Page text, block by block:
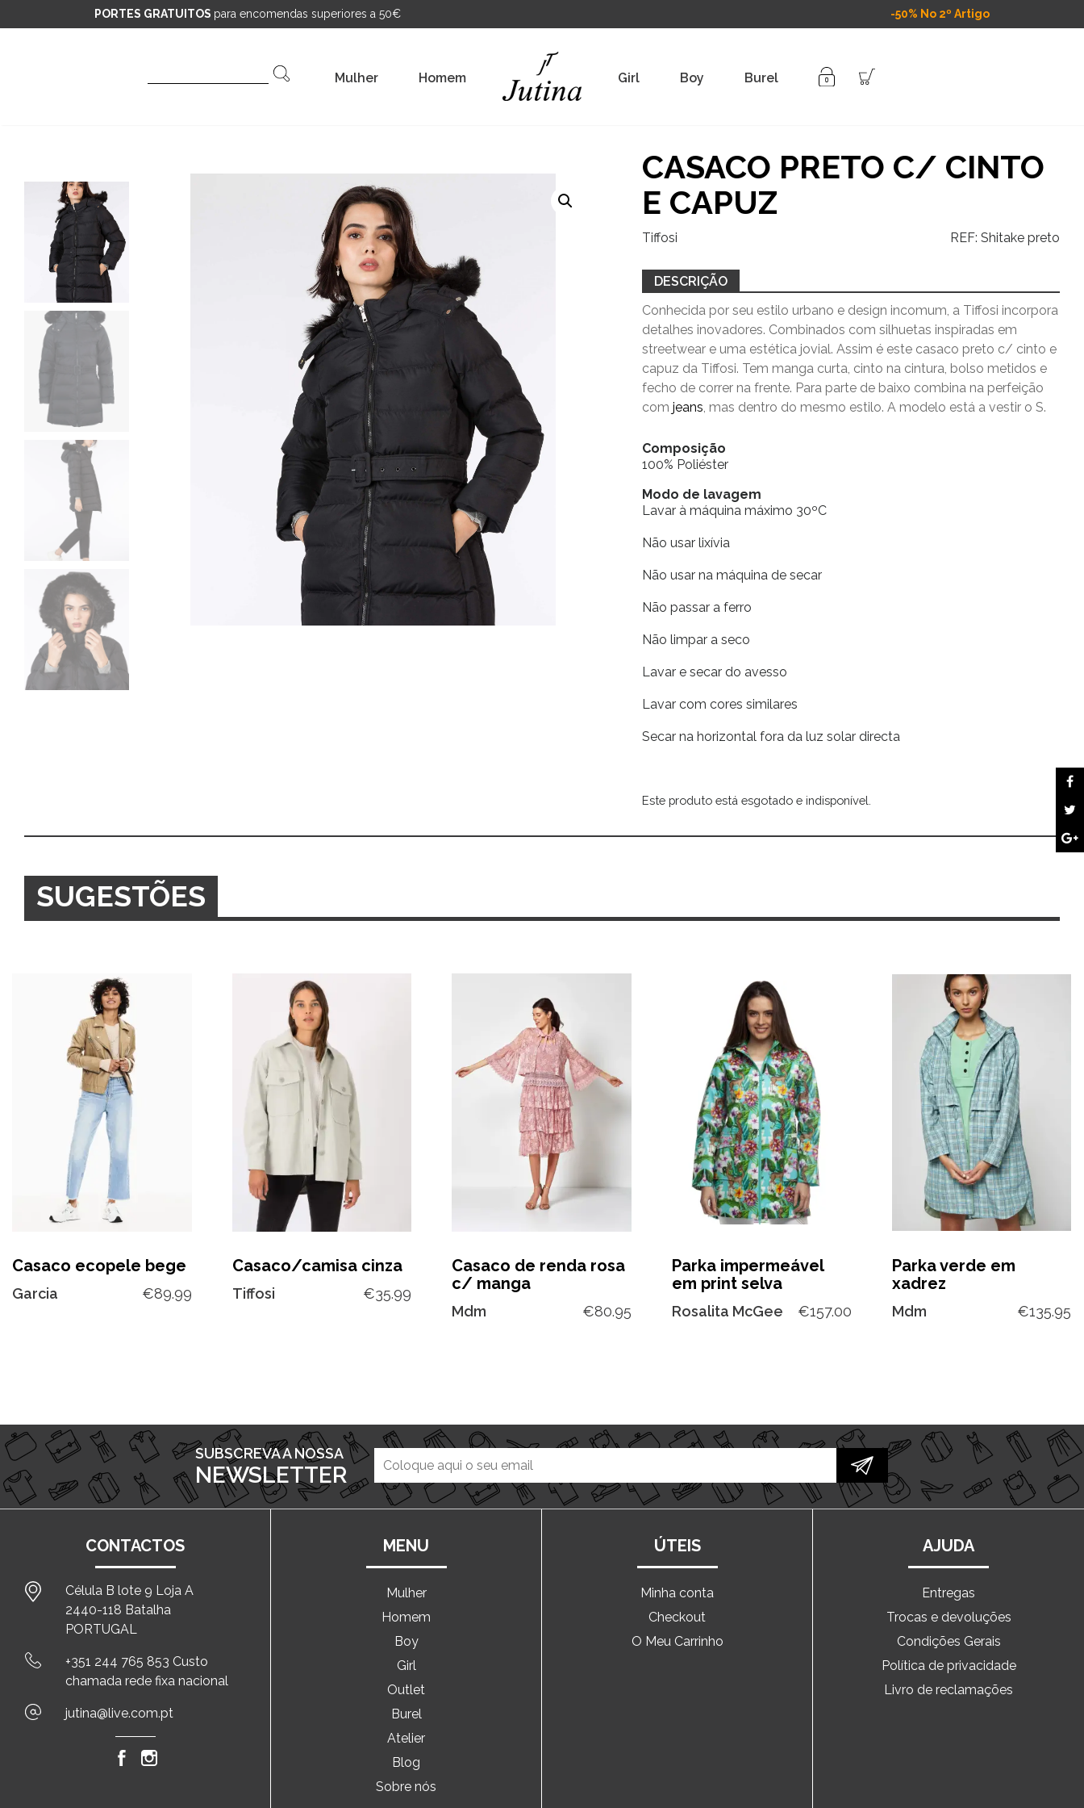
PORTES GRATUITOS para encomendas superiores a 50€ -50% No 2º Artigo
Mulher Homem Girl Boy Burel
CASACO PRETO C/ CINTO
E CAPUZ
Tiffosi REF: Shitake preto
DESCRIÇÃO
Conhecida por seu estilo urbano e design incomum, a Tiffosi incorpora
detalhes inovadores. Combinados com silhuetas inspiradas em
streetwear e uma estética jovial. Assim é este casaco preto c/ cinto e
capuz da Tiffosi. Tem manga curta, cinto na cintura, bolso metidos e
fecho de correr na frente. Para parte de baixo combina na perfeição
comjeans, mas dentro do mesmo estilo. A modelo está a vestir o S.
Composição
100% Poliéster
Modo de lavagem
Lavar à máquina máximo 30ºC
Não usar lixívia
Não usar na máquina de secar
Não passar a ferro
Não limpar a seco
Lavar e secar do avesso
Lavar com cores similares
Secar na horizontal fora da luz solar directa
Este produto está esgotado e indisponível.
Alternative:
SUGESTÕES
Casaco ecopele bege
Garcia €89.99
Casaco/camisa cinza
Tiffosi €35.99
Casaco de renda rosa
c/ manga
Mdm €80.95
Parka impermeável
em print selva
Rosalita McGee €157.00
Parka verde em
xadrez
Mdm €135.95
SUBSCREVA A NOSSA
NEWSLETTER
CONTACTOS
Célula B lote 9 Loja A
2440-118 Batalha
PORTUGAL
+351 244 765 853 Custo
chamada rede fixa nacional
jutina@live.com.pt
MENU
Mulher
Homem
Boy
Girl
Outlet
Burel
Atelier
Blog
Sobre nós
ÚTEIS
Minha conta
Checkout
O Meu Carrinho
AJUDA
Entregas
Trocas e devoluções
Condições Gerais
Política de privacidade
Livro de reclamações